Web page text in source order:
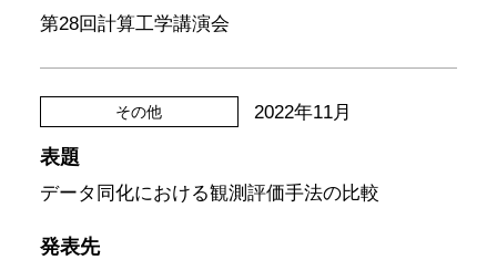
第28回計算工学講演会
その他 2022年11月
表題
データ同化における観測評価手法の比較
発表先